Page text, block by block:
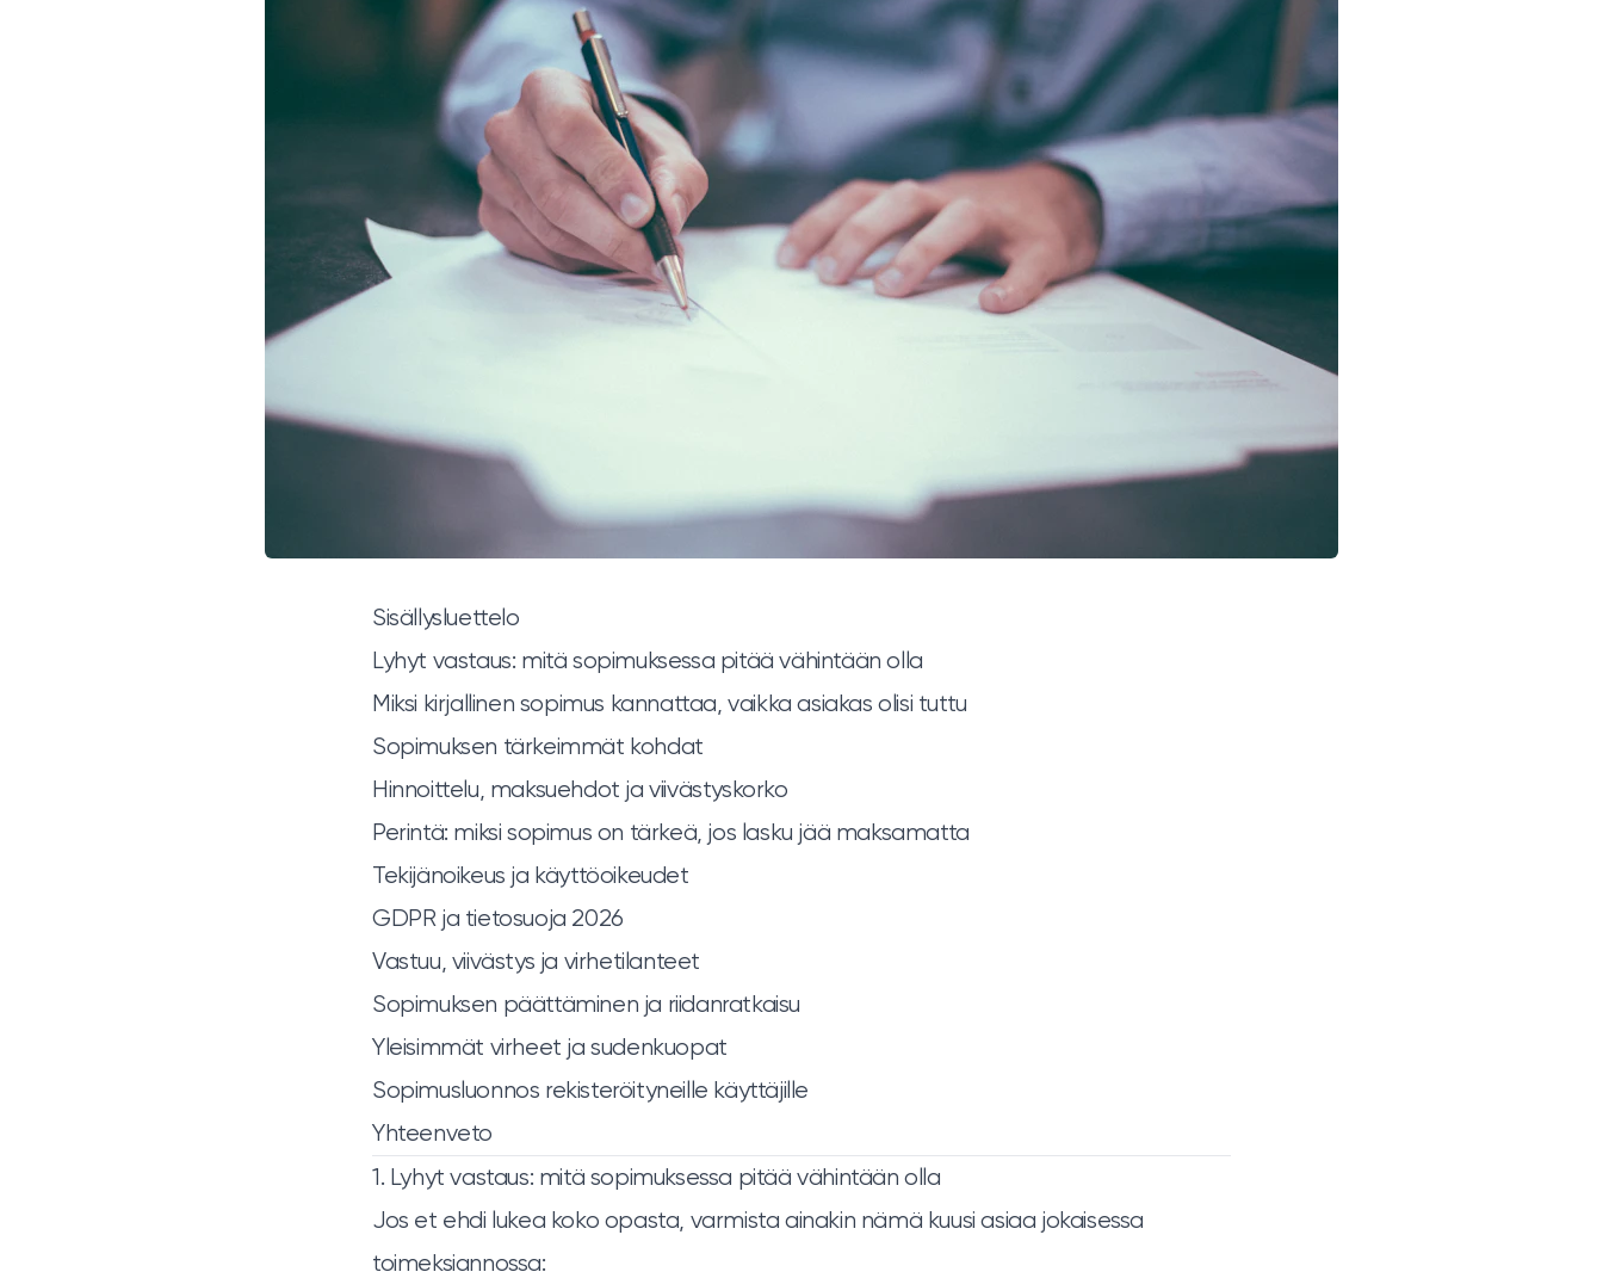
Sisällysluettelo
Lyhyt vastaus: mitä sopimuksessa pitää vähintään olla
Miksi kirjallinen sopimus kannattaa, vaikka asiakas olisi tuttu
Sopimuksen tärkeimmät kohdat
Hinnoittelu, maksuehdot ja viivästyskorko
Perintä: miksi sopimus on tärkeä, jos lasku jää maksamatta
Tekijänoikeus ja käyttöoikeudet
GDPR ja tietosuoja 2026
Vastuu, viivästys ja virhetilanteet
Sopimuksen päättäminen ja riidanratkaisu
Yleisimmät virheet ja sudenkuopat
Sopimusluonnos rekisteröityneille käyttäjille
Yhteenveto
1. Lyhyt vastaus: mitä sopimuksessa pitää vähintään olla
Jos et ehdi lukea koko opasta, varmista ainakin nämä kuusi asiaa jokaisessa
toimeksiannossa: